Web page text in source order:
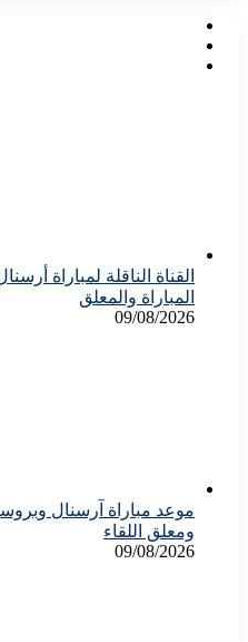
القناة الناقلة لمباراة
المباراة والمعلق
09/08/2026
موعد مباراة آرسنال
ومعلق اللقاء
09/08/2026